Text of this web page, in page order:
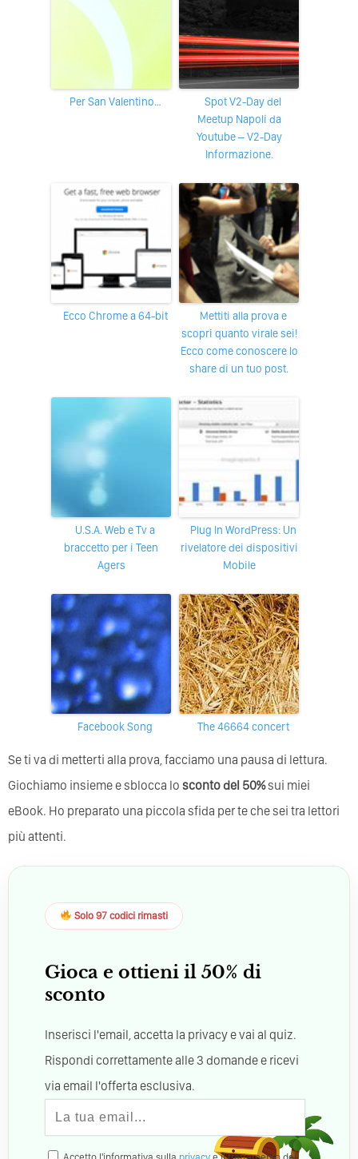
Per San Valentino…
Spot V2-Day del
Meetup Napoli da
Youtube – V2-Day
Informazione.
Ecco Chrome a 64-bit
Mettiti alla prova e
scopri quanto virale sei!
Ecco come conoscere lo
share di un tuo post.
U.S.A. Web e Tv a
braccetto per i Teen
Agers
Plug In WordPress: Un
rivelatore dei dispositivi
Mobile
Facebook Song The 46664 concert
Se ti va di metterti alla prova, facciamo una pausa di lettura.
Giochiamo insieme e sblocca lo sconto del 50%sui miei
eBook. Ho preparato una piccola sfida per te che sei tra lettori
più attenti.
Solo 97 codici rimasti
Gioca e ottieni il 50% di
sconto
Inserisci l'email, accetta la privacy e vai al quiz.
Rispondi correttamente alle 3 domande e ricevi
via email l'offerta esclusiva.
Accetto l'informativa sulla privacy e il trattamento dei